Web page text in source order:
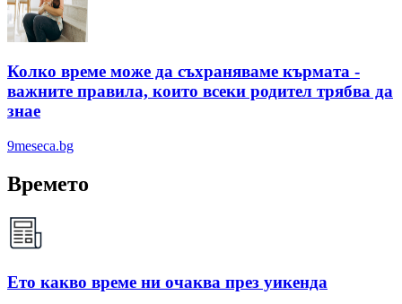
Колко време може да съхраняваме кърмата -
важните правила, които всеки родител трябва да
знае
9meseca.bg
Времето
Ето какво време ни очаква през уикенда